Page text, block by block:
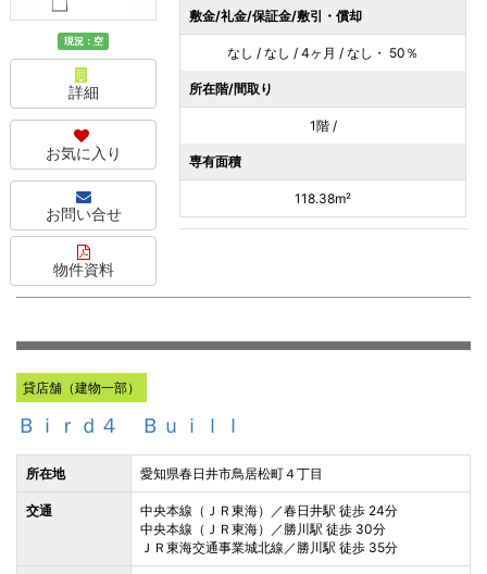
現況：空
詳細
お気に入り
お問い合せ
物件資料
敷金/礼金/保証金/敷引・償却
なし / なし / 4ヶ月 / なし・ 50％
所在階/間取り
1階 /
専有面積
118.38m²
貸店舗（建物一部）
Ｂｉｒｄ４ Ｂｕｉｌｌ
所在地 愛知県春日井市鳥居松町４丁目
交通
中央本線（ＪＲ東海）／春日井駅 徒歩 24分
中央本線（ＪＲ東海）／勝川駅 徒歩 30分
ＪＲ東海交通事業城北線／勝川駅 徒歩 35分